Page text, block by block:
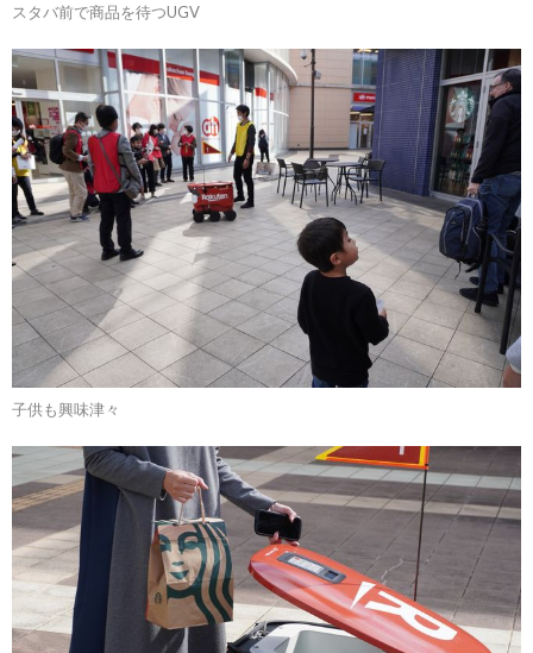
スタバ前で商品を待つUGV
子供も興味津々